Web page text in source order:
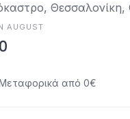
Θεσσαλονίκη,
AUGUST
από 0€